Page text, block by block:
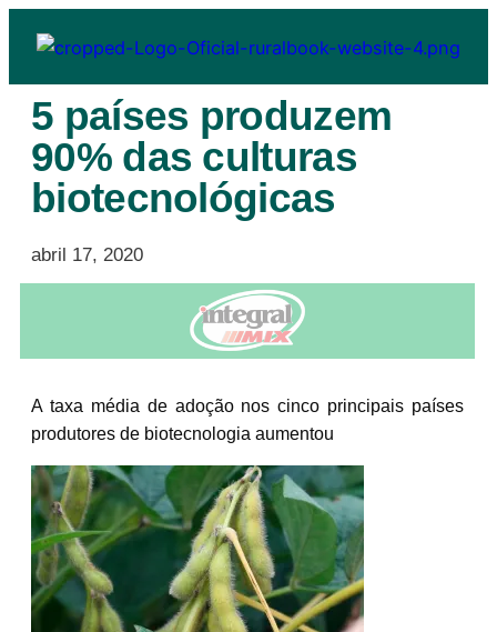
5 países produzem
90% das culturas
biotecnológicas
abril 17, 2020
A taxa média de adoção nos cinco principais países
produtores de biotecnologia aumentou